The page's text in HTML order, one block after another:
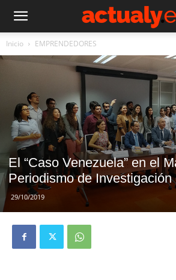
Inicio EMPRENDEDORES
El “Caso Venezuela” en el
Periodismo de Investigación
29/10/2019